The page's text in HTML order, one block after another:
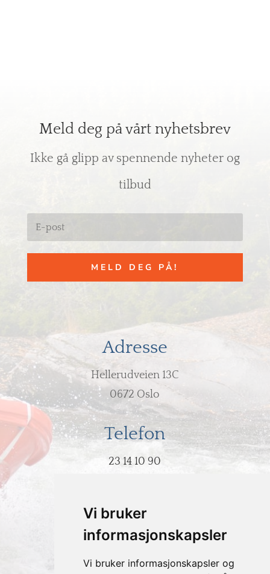
Vi bruker
informasjonskapsler
Vi bruker informasjonskapsler og
Meld deg på vårt nyhetsbrev
Ikke gå glipp av spennende nyheter og
tilbud
MELD DEG PÅ!
Adresse
Hellerudveien 13C
0672 Oslo
Telefon
23 14 10 90
post@hodeovervann.no